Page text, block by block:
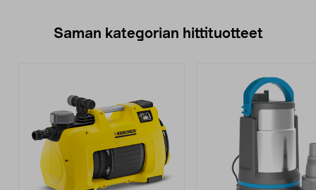
Saman kategorian hittituotteet